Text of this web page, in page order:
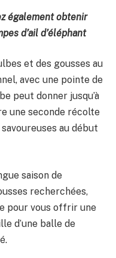
également obtenir
d’ail d’éléphant
et des gousses au
avec une pointe de
peut donner jusqu’à
une seconde récolte
au début
saison de
recherchées,
pour vous offrir une
d’une balle de